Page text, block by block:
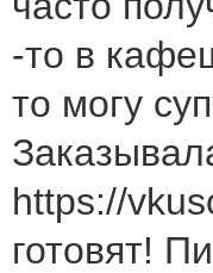
-то в
то могу
https://
готовят!